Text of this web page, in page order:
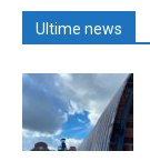
Ultime news